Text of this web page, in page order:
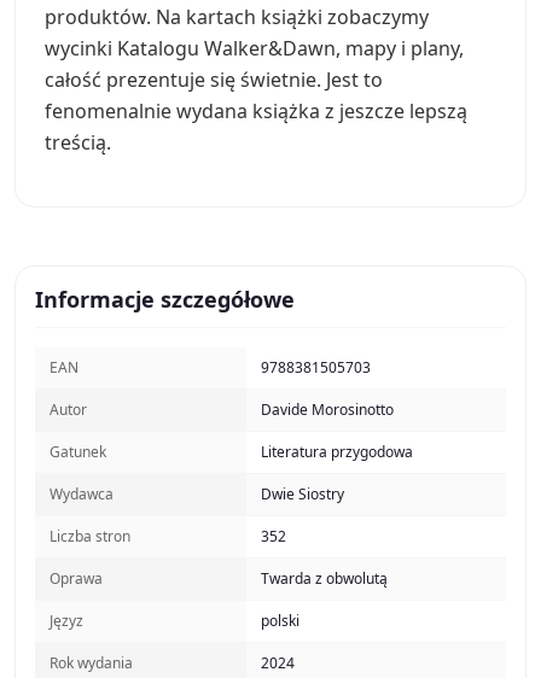
produktów. Na kartach książki zobaczymy
wycinki Katalogu Walker&Dawn, mapy i plany,
całość prezentuje się świetnie. Jest to
fenomenalnie wydana książka z jeszcze lepszą
treścią.
Informacje szczegółowe
EAN 9788381505703
Autor Davide Morosinotto
Gatunek Literatura przygodowa
Wydawca Dwie Siostry
Liczba stron 352
Oprawa Twarda z obwolutą
Języz polski
Rok wydania 2024